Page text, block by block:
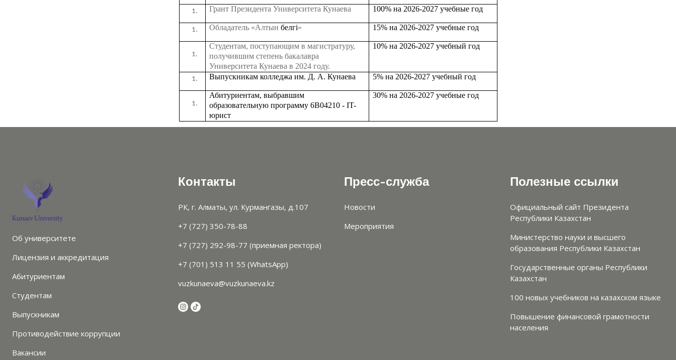
Грант Президента Университета Кунаева 100% на 2026-2027 учебные год
Обладатель «Алтын белгі» 15% на 2026-2027 учебные год
Студентам, поступающим в магистратуру,
получившим степень бакалавра
Университета Кунаева в 2024 году.
10% на 2026-2027 учебный год
Выпускникам колледжа им. Д. А. Кунаева 5% на 2026-2027 учебный год
Абитуриентам, выбравшим
образовательную программу 6В04210 - IT-
юрист
30% на 2026-2027 учебные год
Об университете
Лицензия и аккредитация
Абитуриентам
Студентам
Выпускникам
Противодействие коррупции
Вакансии
Контакты
РК, г. Алматы, ул. Курмангазы, д.107
+7 (727) 350-78-88
+7 (727) 292-98-77 (приемная ректора)
+7 (701) 513 11 55 (WhatsApp)
vuzkunaeva@vuzkunaeva.kz
Пресс-служба
Новости
Мероприятия
Полезные ссылки
Официальный сайт Президента
Республики Казахстан
Министерство науки и высшего
образования Республики Казахстан
Государственные органы Республики
Казахстан
100 новых учебников на казахском языке
Повышение финансовой грамотности
населения